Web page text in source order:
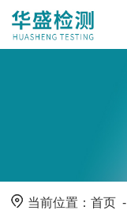
当前位置：首页 -